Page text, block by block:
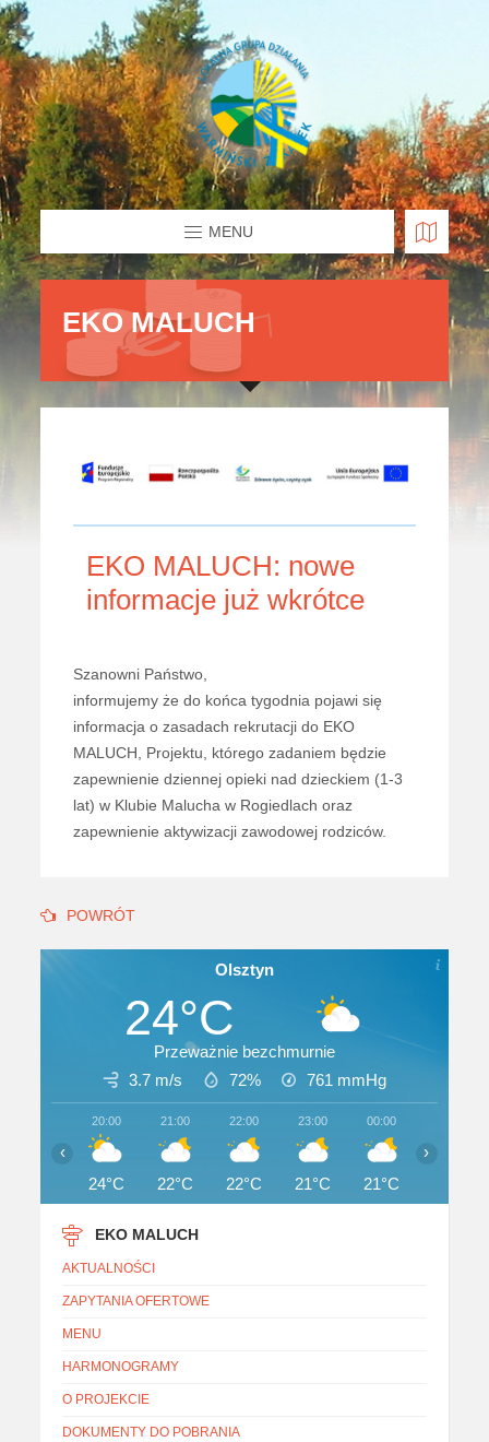
MENU
EKO MALUCH
EKO MALUCH: nowe
informacje już wkrótce
Szanowni Państwo,
informujemy że do końca tygodnia pojawi się
informacja o zasadach rekrutacji do EKO
MALUCH, Projektu, którego zadaniem będzie
zapewnienie dziennej opieki nad dzieckiem (1-3
lat) w Klubie Malucha w Rogiedlach oraz
zapewnienie aktywizacji zawodowej rodziców.
POWRÓT
Olsztyn
24°C
Przeważnie bezchmurnie
3.7 m/s
72% 761 mmHg
20:00
24°C
21:00
22°C
22:00
22°C
23:00
21°C
00:00
21°C
‹ ›
EKO MALUCH
AKTUALNOŚCI
ZAPYTANIA OFERTOWE
MENU
HARMONOGRAMY
O PROJEKCIE
DOKUMENTY DO POBRANIA